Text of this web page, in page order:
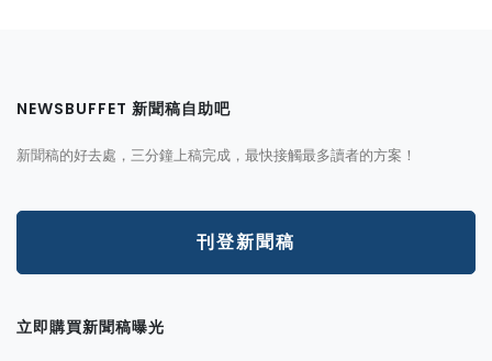
NEWSBUFFET 新聞稿自助吧
新聞稿的好去處，三分鐘上稿完成，最快接觸最多讀者的方案！
刊登新聞稿
立即購買新聞稿曝光